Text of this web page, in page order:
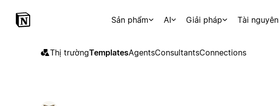
Sản phẩm AI Giải pháp Tài nguyên
Thị trườngTemplatesAgentsConsultantsConnections